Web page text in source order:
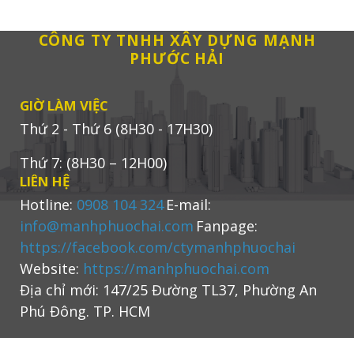
CÔNG TY TNHH XÂY DỰNG MẠNH
PHƯỚC HẢI
GIỜ LÀM VIỆC
Thứ 2 - Thứ 6 (8H30 - 17H30)
Thứ 7: (8H30 – 12H00)
LIÊN HỆ
Hotline: 0908 104 324 E-mail:
info@manhphuochai.com Fanpage:
https://facebook.com/ctymanhphuochai
Website: https://manhphuochai.com
Địa chỉ mới: 147/25 Đường TL37, Phường An
Phú Đông. TP. HCM